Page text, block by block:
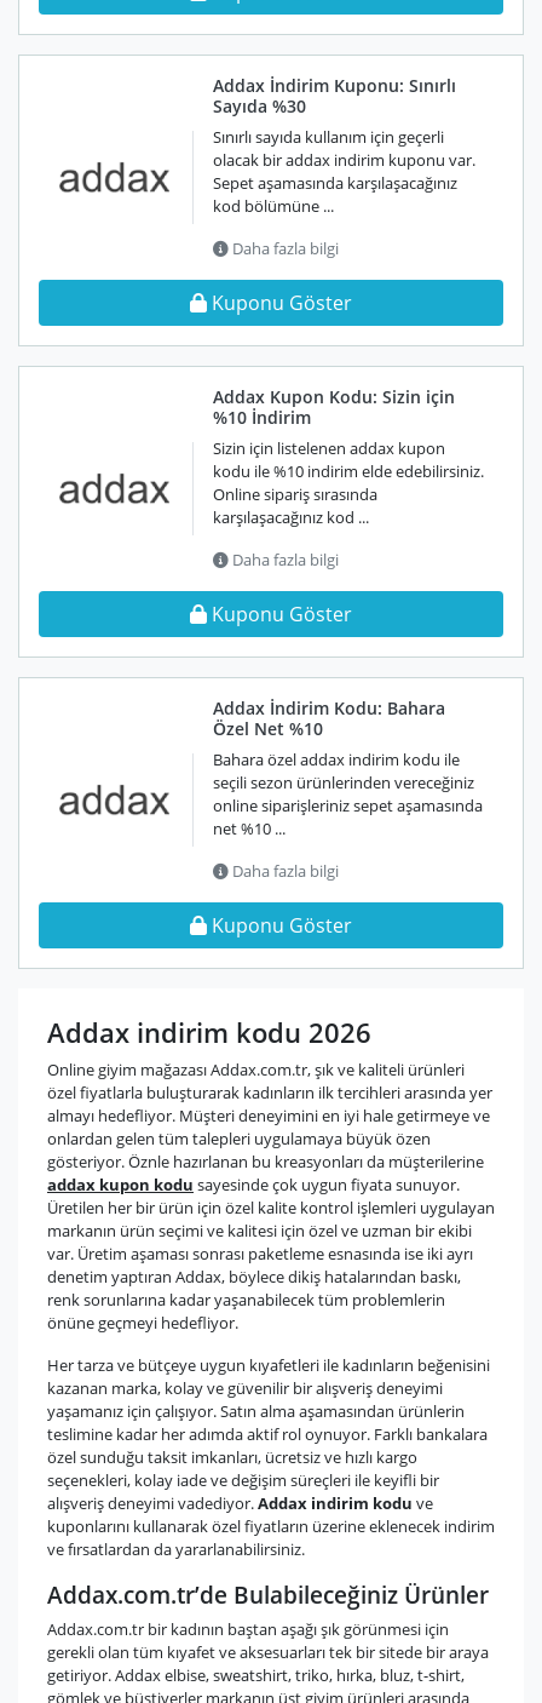
Addax İndirim Kuponu: Sınırlı
Sayıda %30
Sınırlı sayıda kullanım için geçerli
olacak bir addax indirim kuponu var.
Sepet aşamasında karşılaşacağınız
kod bölümüne ...
Daha fazla bilgi
Kuponu Göster
Addax Kupon Kodu: Sizin için
%10 İndirim
Sizin için listelenen addax kupon
kodu ile %10 indirim elde edebilirsiniz.
Online sipariş sırasında
karşılaşacağınız kod ...
Daha fazla bilgi
Kuponu Göster
Addax İndirim Kodu: Bahara
Özel Net %10
Bahara özel addax indirim kodu ile
seçili sezon ürünlerinden vereceğiniz
online siparişleriniz sepet aşamasında
net %10 ...
Daha fazla bilgi
Kuponu Göster
Addax indirim kodu 2026
Online giyim mağazası Addax.com.tr, şık ve kaliteli ürünleri
özel fiyatlarla buluşturarak kadınların ilk tercihleri arasında yer
almayı hedefliyor. Müşteri deneyimini en iyi hale getirmeye ve
onlardan gelen tüm talepleri uygulamaya büyük özen
gösteriyor. Öznle hazırlanan bu kreasyonları da müşterilerine
addax kupon kodu sayesinde çok uygun fiyata sunuyor.
Üretilen her bir ürün için özel kalite kontrol işlemleri uygulayan
markanın ürün seçimi ve kalitesi için özel ve uzman bir ekibi
var. Üretim aşaması sonrası paketleme esnasında ise iki ayrı
denetim yaptıran Addax, böylece dikiş hatalarından baskı,
renk sorunlarına kadar yaşanabilecek tüm problemlerin
önüne geçmeyi hedefliyor.
Her tarza ve bütçeye uygun kıyafetleri ile kadınların beğenisini
kazanan marka, kolay ve güvenilir bir alışveriş deneyimi
yaşamanız için çalışıyor. Satın alma aşamasından ürünlerin
teslimine kadar her adımda aktif rol oynuyor. Farklı bankalara
özel sunduğu taksit imkanları, ücretsiz ve hızlı kargo
seçenekleri, kolay iade ve değişim süreçleri ile keyifli bir
alışveriş deneyimi vadediyor.Addax indirim kodu ve
kuponlarını kullanarak özel fiyatların üzerine eklenecek indirim
ve fırsatlardan da yararlanabilirsiniz.
Addax.com.tr’de Bulabileceğiniz Ürünler
Addax.com.tr bir kadının baştan aşağı şık görünmesi için
gerekli olan tüm kıyafet ve aksesuarları tek bir sitede bir araya
getiriyor. Addax elbise, sweatshirt, triko, hırka, bluz, t-shirt,
gömlek ve büstiyerler markanın üst giyim ürünleri arasında